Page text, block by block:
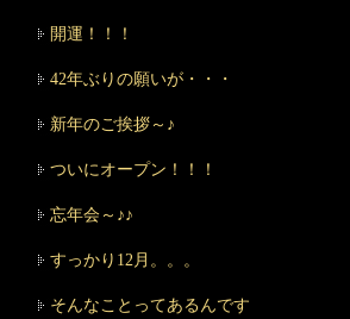
開運！！！
42年ぶりの願いが・・・
新年のご挨拶～♪
ついにオープン！！！
忘年会～♪♪
すっかり12月。。。
そんなことってあるんです